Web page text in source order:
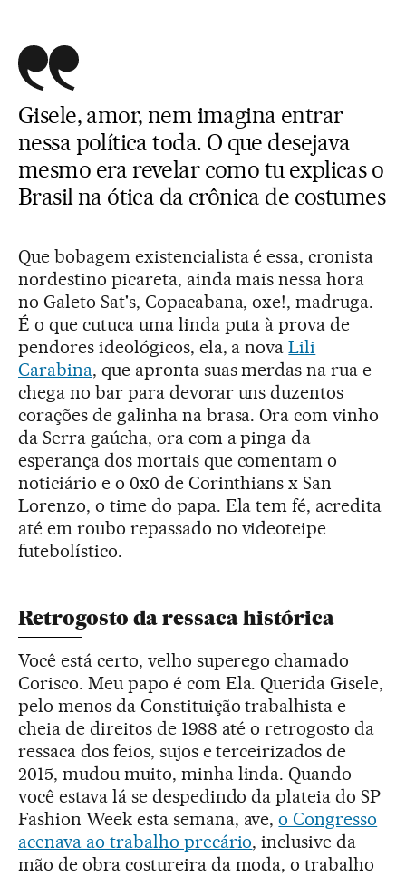
Gisele, amor, nem imagina entrar
nessa política toda. O que desejava
mesmo era revelar como tu explicas o
Brasil na ótica da crônica de costumes
Que bobagem existencialista é essa, cronista
nordestino picareta, ainda mais nessa hora
no Galeto Sat's, Copacabana, oxe!, madruga.
É o que cutuca uma linda puta à prova de
pendores ideológicos, ela, a novaLili
Carabina, que apronta suas merdas na rua e
chega no bar para devorar uns duzentos
corações de galinha na brasa. Ora com vinho
da Serra gaúcha, ora com a pinga da
esperança dos mortais que comentam o
noticiário e o 0x0 de Corinthians x San
Lorenzo, o time do papa. Ela tem fé, acredita
até em roubo repassado no videoteipe
futebolístico.
Retrogosto da ressaca histórica
Você está certo, velho superego chamado
Corisco. Meu papo é com Ela. Querida Gisele,
pelo menos da Constituição trabalhista e
cheia de direitos de 1988 até o retrogosto da
ressaca dos feios, sujos e terceirizados de
2015, mudou muito, minha linda. Quando
você estava lá se despedindo da plateia do SP
Fashion Week esta semana, ave,o Congresso
acenava ao trabalho precário, inclusive da
mão de obra costureira da moda, o trabalho